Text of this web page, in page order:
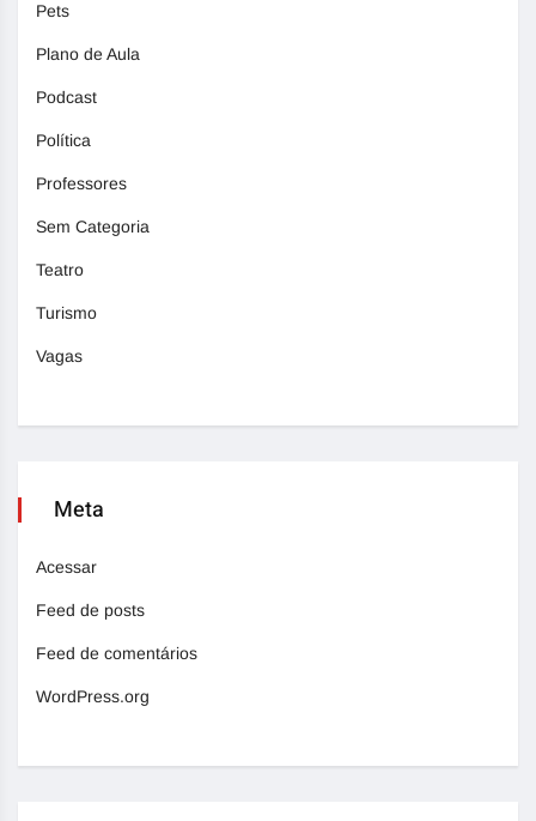
Pets
Plano de Aula
Podcast
Política
Professores
Sem Categoria
Teatro
Turismo
Vagas
Meta
Acessar
Feed de posts
Feed de comentários
WordPress.org